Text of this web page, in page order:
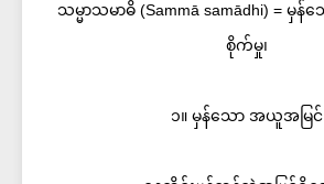
သမ္မာသမာဓိ (Sammā samādhi) = မှ
စိုက်မှု၊
၁။ မှန်သော အယူအမြင်